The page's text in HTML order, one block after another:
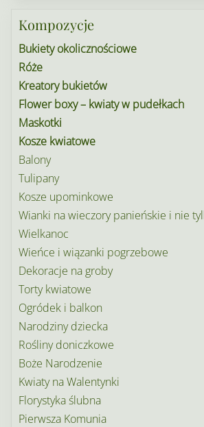
Kompozycje
Bukiety okolicznościowe
Róże
Kreatory bukietów
Flower boxy – kwiaty w pudełkach
Maskotki
Kosze kwiatowe
Balony
Tulipany
Kosze upominkowe
Wianki na wieczory panieńskie i nie
Wielkanoc
Wieńce i wiązanki pogrzebowe
Dekoracje na groby
Torty kwiatowe
Ogródek i balkon
Narodziny dziecka
Rośliny doniczkowe
Boże Narodzenie
Kwiaty na Walentynki
Florystyka ślubna
Pierwsza Komunia